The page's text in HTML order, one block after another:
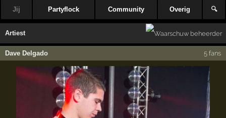
Jij Partyflock Community Overig 🔍
Artiest
Dave Delgado 5 fans